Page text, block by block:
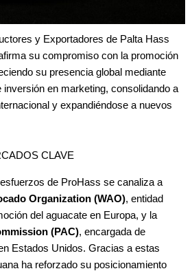
y Exportadores de Palta Hass
su compromiso con la promoción
su presencia global mediante
en marketing, consolidando a
y expandiéndose a nuevos
CLAVE
de ProHass se canaliza a
Organization (WAO), entidad
del aguacate en Europa, y la
(PAC), encargada de
Estados Unidos. Gracias a estas
ha reforzado su posicionamiento